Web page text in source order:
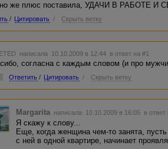
же плюс поставила, УДАЧИ В РАБОТЕ И
/ Цитировать / Скрыть ветку
написала 10.10.2009 в 12:44 в ответ на #1
согласна с каждым словом (и про
Ответить / Цитировать / Скрыть ветку
Margarita написала 10.10.2009 в 16:05 в ответ
Я скажу к слову...
Еще, когда женщина чем-то занята,
с ней в одной квартире, начинает